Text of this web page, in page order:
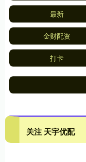
最新
金财配资
打卡
关注 天宇优配